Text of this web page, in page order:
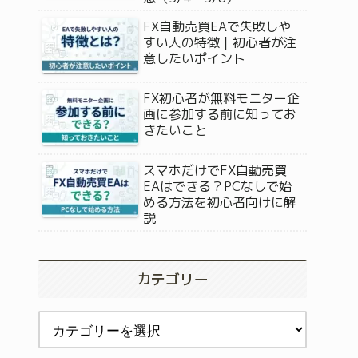
FX自動売買EAで失敗しや
すい人の特徴｜初心者が注
意したいポイント
FX初心者が無料モニター企
画に参加する前に知ってお
きたいこと
スマホだけでFX自動売買
EAはできる？PCなしで始
める方法を初心者向けに解
説
カテゴリー